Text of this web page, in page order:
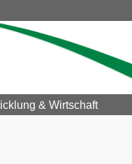
& Wirtschaft